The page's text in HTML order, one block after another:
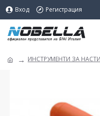
Вход Регистрация
ИНСТРУМЕНТИ ЗА